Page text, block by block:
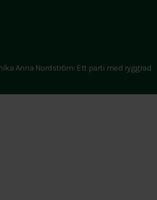
Anna Nordström: Ett parti med ryggrad